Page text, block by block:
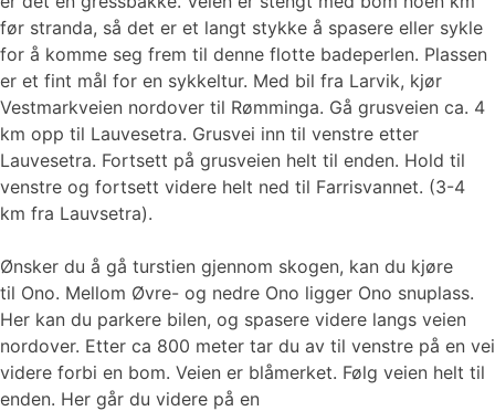
før stranda, så det er et langt stykke å spasere eller sykle
for å komme seg frem til denne flotte badeperlen. Plassen
er et fint mål for en sykkeltur. Med bil fra Larvik, kjør
Vestmarkveien nordover til Rømminga. Gå grusveien ca. 4
km opp til Lauvesetra. Grusvei inn til venstre etter
Lauvesetra. Fortsett på grusveien helt til enden. Hold til
venstre og fortsett videre helt ned til Farrisvannet. (3-4
km fra Lauvsetra).
Ønsker du å gå turstien gjennom skogen, kan du kjøre
til Ono. Mellom Øvre- og nedre Ono ligger Ono snuplass.
Her kan du parkere bilen, og spasere videre langs veien
nordover. Etter ca 800 meter tar du av til venstre på en vei
videre forbi en bom. Veien er blåmerket. Følg veien helt til
enden. Her går du videre på en